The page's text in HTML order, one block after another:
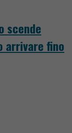
scende
arrivare fino